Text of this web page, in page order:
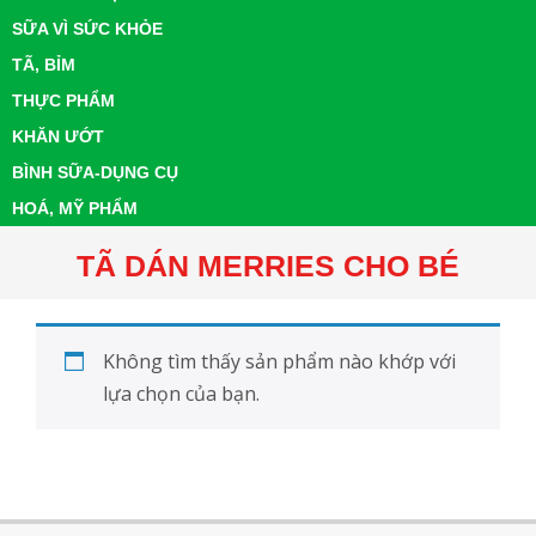
SỮA VÌ SỨC KHỎE
TÃ, BỈM
THỰC PHẨM
KHĂN ƯỚT
BÌNH SỮA-DỤNG CỤ
HOÁ, MỸ PHẨM
TÃ DÁN MERRIES CHO BÉ
Không tìm thấy sản phẩm nào khớp với
lựa chọn của bạn.